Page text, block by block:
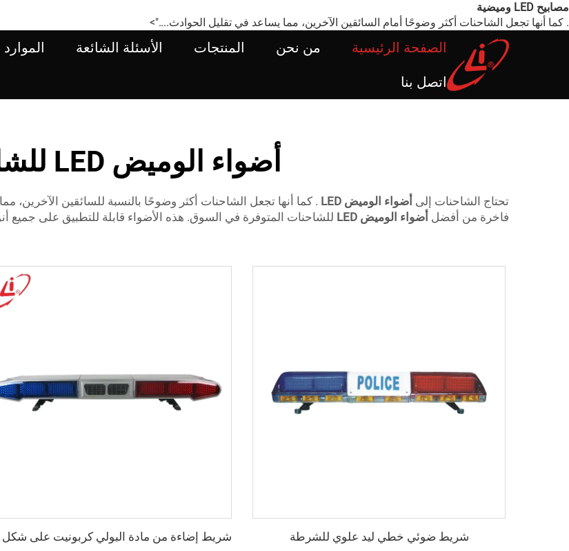
مصابيح LED وميضية
. كما أنها تجعل الشاحنات أكثر وضوحًا أمام السائقين الآخرين، مما يساعد في تقليل الحوادث....">
الصفحة الرئيسية من نحن المنتجات الأسئلة الشائعة الموارد
اتصل بنا
أضواء الوميض LED للشاحنات
تحتاج الشاحنات إلى أضواء الوميض LED
. كما أنها تجعل الشاحنات أكثر وضوحًا بالنسبة للسائقين
فاخرة من أفضل أضواء الوميض LED للشاحنات المتوفرة في السوق. هذه الأضواء قابلة للتطبيق على جميع
شريط ضوئي خطي ليد علوي للشرطة